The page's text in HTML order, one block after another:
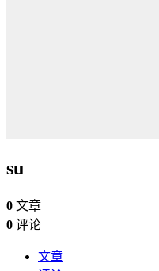
su
0 文章
0 评论
文章